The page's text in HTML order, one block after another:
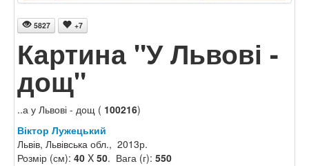
5827 +7
Картина "У Львові -
дощ"
..а у Львові - дощ ( 100216)
Віктор Лужецький
Львів, Львівська обл., 2013р.
Розмір (см): 40 X 50. Вага (г): 550